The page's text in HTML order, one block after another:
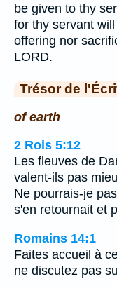
be given to thy
for thy servant
offering nor
LORD.
Trésor de
of earth
2 Rois 5:12
Les fleuves de
valent-ils pas
Ne pourrais-je
s'en retournait et
Romains 14:1
Faites accueil à
ne discutez pas